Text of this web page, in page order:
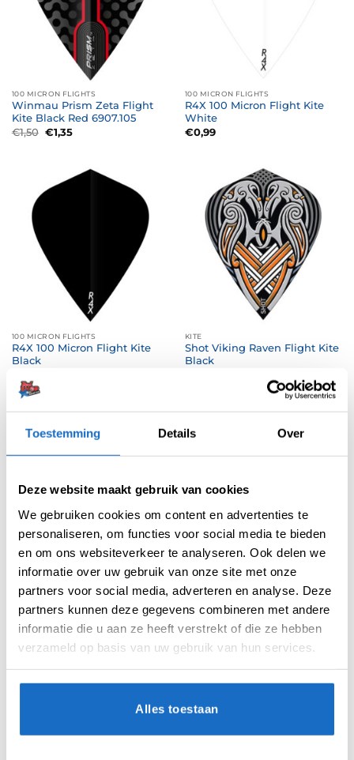
Toestemming Details Over
Deze website maakt gebruik van cookies
We gebruiken cookies om content en advertenties te
personaliseren, om functies voor social media te bieden
en om ons websiteverkeer te analyseren. Ook delen we
informatie over uw gebruik van onze site met onze
partners voor social media, adverteren en analyse. Deze
partners kunnen deze gegevens combineren met andere
informatie die u aan ze heeft verstrekt of die ze hebben
verzameld op basis van uw gebruik van hun services.
Alles toestaan
100 MICRON FLIGHTS
Winmau Prism Zeta Flight
Kite Black Red 6907.105
€1,50 Oorspronkelijke
prijs
€1,35Huidige
100 MICRON FLIGHTS
R4X 100 Micron Flight Kite
White
€0,99
100 MICRON FLIGHTS
R4X 100 Micron Flight Kite
Black
KITE
Shot Viking Raven Flight Kite
Black
COSMO FLIGHTS
Cosmo Fit Flight Kite Dark
Black
€6,95
COSMO FLIGHTS
Cosmo Fit Flight Kite White
€6,95